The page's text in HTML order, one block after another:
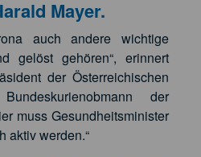
Mayer.
auch andere wichtige
gelöst gehören“, erinnert
der Österreichischen
der
muss Gesundheitsminister
aktiv werden.“